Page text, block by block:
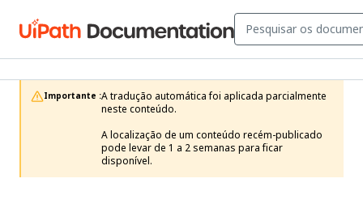
Importante :A tradução automática foi aplicada parcialmente
neste conteúdo.
A localização de um conteúdo recém-publicado
pode levar de 1 a 2 semanas para ficar
disponível.